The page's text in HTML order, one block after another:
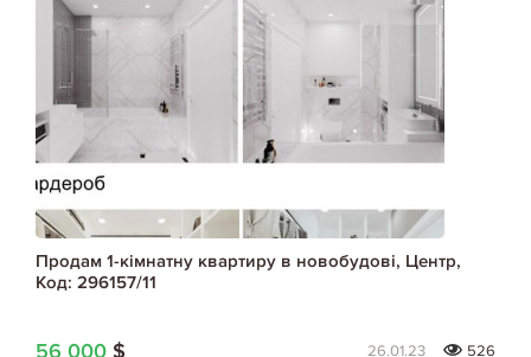
Продам 1-кімнатну квартиру в новобудові, Центр,
Код: 296157/11
56 000 $ 26.01.23
526